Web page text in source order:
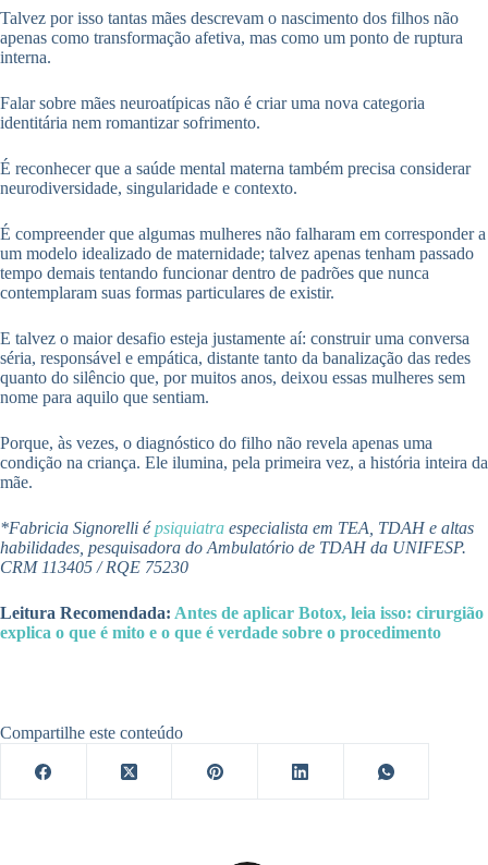
Talvez por isso tantas mães descrevam o nascimento dos filhos não
apenas como transformação afetiva, mas como um ponto de ruptura
interna.
Falar sobre mães neuroatípicas não é criar uma nova categoria
identitária nem romantizar sofrimento.
É reconhecer que a saúde mental materna também precisa considerar
neurodiversidade, singularidade e contexto.
É compreender que algumas mulheres não falharam em corresponder a
um modelo idealizado de maternidade; talvez apenas tenham passado
tempo demais tentando funcionar dentro de padrões que nunca
contemplaram suas formas particulares de existir.
E talvez o maior desafio esteja justamente aí: construir uma conversa
séria, responsável e empática, distante tanto da banalização das redes
quanto do silêncio que, por muitos anos, deixou essas mulheres sem
nome para aquilo que sentiam.
Porque, às vezes, o diagnóstico do filho não revela apenas uma
condição na criança. Ele ilumina, pela primeira vez, a história inteira da
mãe.
*Fabricia Signorelli é psiquiatra especialista em TEA, TDAH e altas
habilidades, pesquisadora do Ambulatório de TDAH da UNIFESP.
CRM 113405 / RQE 75230
Leitura Recomendada: Antes de aplicar Botox, leia isso: cirurgião
explica o que é mito e o que é verdade sobre o procedimento
Compartilhe este conteúdo